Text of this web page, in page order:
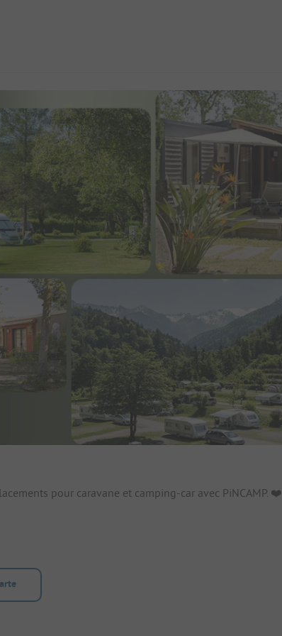
rechercher hebergements-locatifs
pour caravane et camping-car avec PiNCAMP. ❤️️